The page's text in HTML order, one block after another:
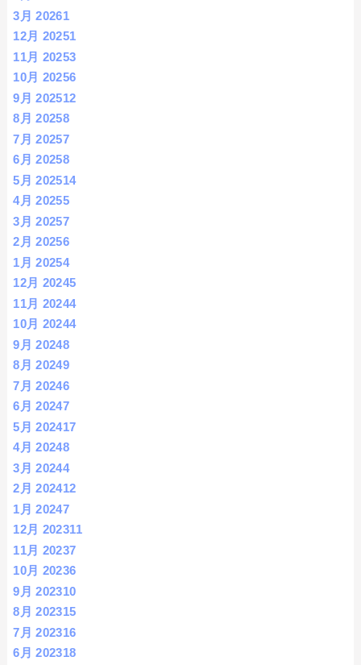
3月 20261
12月 20251
11月 20253
10月 20256
9月 202512
8月 20258
7月 20257
6月 20258
5月 202514
4月 20255
3月 20257
2月 20256
1月 20254
12月 20245
11月 20244
10月 20244
9月 20248
8月 20249
7月 20246
6月 20247
5月 202417
4月 20248
3月 20244
2月 202412
1月 20247
12月 202311
11月 20237
10月 20236
9月 202310
8月 202315
7月 202316
6月 202318